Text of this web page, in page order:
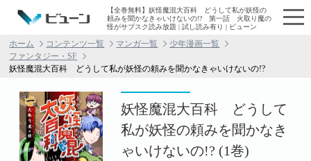
【全巻無料】妖怪魔混大百科 どうして私が妖怪の
頼みを聞かなきゃいけないの!? 第一話 火取り魔の
怪がサブスク読み放題 | 試し読み有り | ビューン
ホーム コンテンツ一覧 マンガ一覧
少年漫画一覧
ファンタジー・SF
妖怪魔混大百科 どうして私が妖怪の頼みを聞かなきゃいけないの!?
妖怪魔混大百科 どうして
私が妖怪の頼みを聞かなき
ゃいけないの!? (1巻)